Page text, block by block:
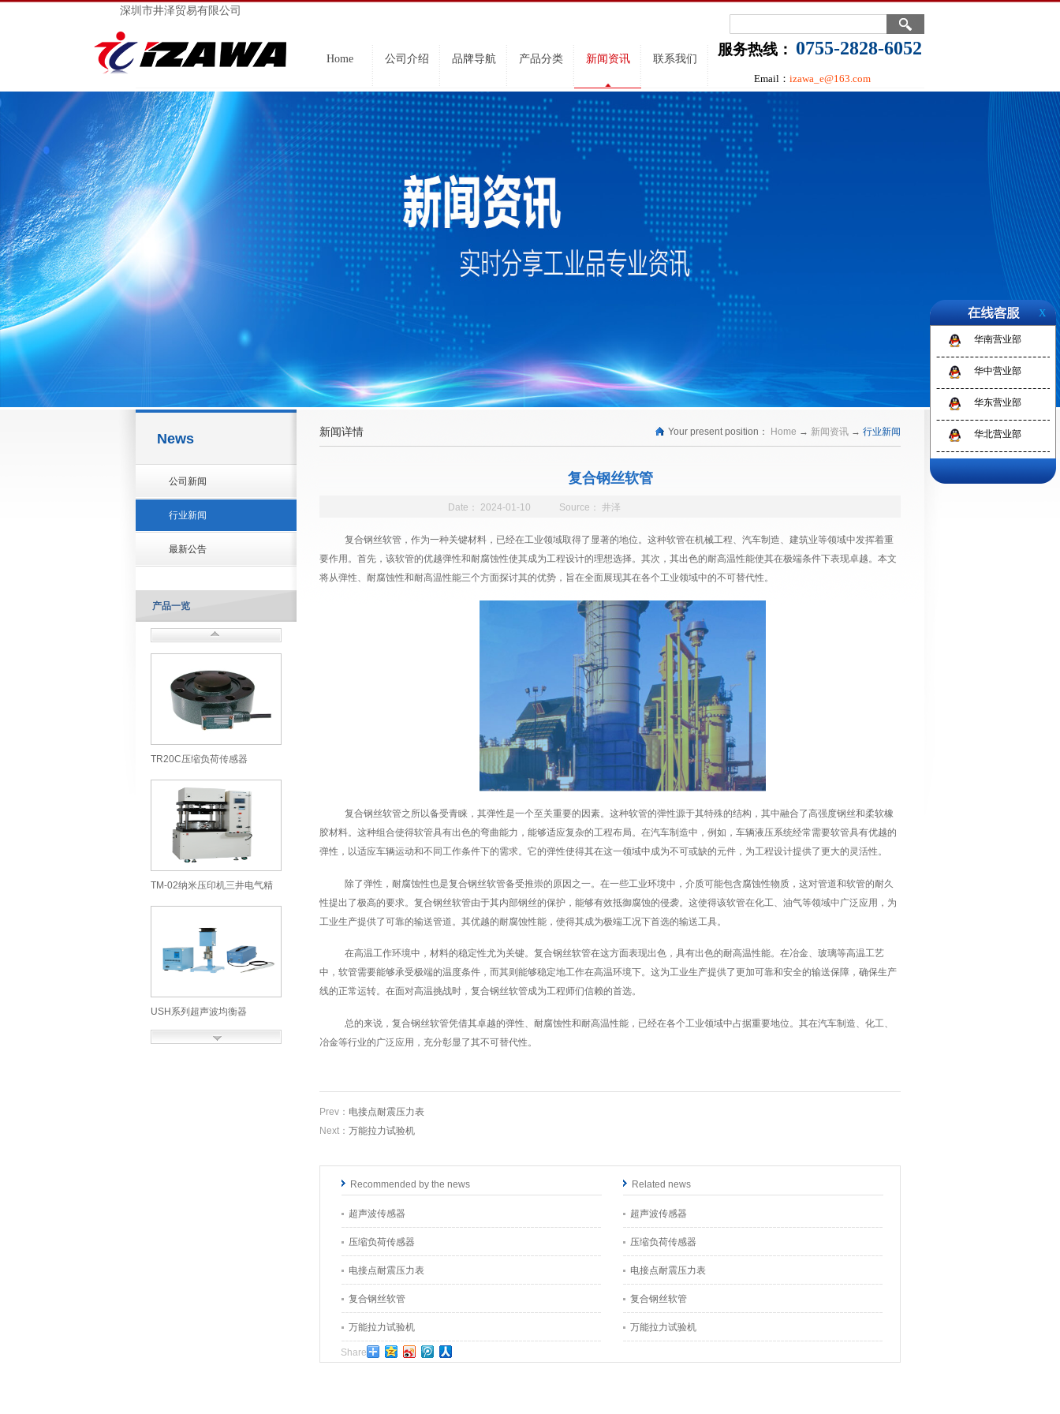
深圳市井泽贸易有限公司
服务热线： 0755-2828-6052
Email： izawa_e@163.com
Home 公司介绍 品牌导航 产品分类 新闻资讯 联系我们
News
公司新闻
行业新闻
最新公告
产品一览
TR20C压缩负荷传感器
SOHGOHKEISO综合计装株式
TM-02纳米压印机三井电气精
USH系列超声波均衡器
ULTRASONICS超声波工业株
新闻详情 Your present position： Home → 新闻资讯 → 行业新闻
Share
复合钢丝软管
Date： 2024-01-10 Source： 井泽
复合钢丝软管，作为一种关键材料，已经在工业领域取得了显著的地位。这种软管在机械工程、汽车制造、建筑业等领域中发挥着重
要作用。首先，该软管的优越弹性和耐腐蚀性使其成为工程设计的理想选择。其次，其出色的耐高温性能使其在极端条件下表现卓越。本文
将从弹性、耐腐蚀性和耐高温性能三个方面探讨其的优势，旨在全面展现其在各个工业领域中的不可替代性。
复合钢丝软管之所以备受青睐，其弹性是一个至关重要的因素。这种软管的弹性源于其特殊的结构，其中融合了高强度钢丝和柔软橡
胶材料。这种组合使得软管具有出色的弯曲能力，能够适应复杂的工程布局。在汽车制造中，例如，车辆液压系统经常需要软管具有优越的
弹性，以适应车辆运动和不同工作条件下的需求。它的弹性使得其在这一领域中成为不可或缺的元件，为工程设计提供了更大的灵活性。
除了弹性，耐腐蚀性也是复合钢丝软管备受推崇的原因之一。在一些工业环境中，介质可能包含腐蚀性物质，这对管道和软管的耐久
性提出了极高的要求。复合钢丝软管由于其内部钢丝的保护，能够有效抵御腐蚀的侵袭。这使得该软管在化工、油气等领域中广泛应用，为
工业生产提供了可靠的输送管道。其优越的耐腐蚀性能，使得其成为极端工况下首选的输送工具。
在高温工作环境中，材料的稳定性尤为关键。复合钢丝软管在这方面表现出色，具有出色的耐高温性能。在冶金、玻璃等高温工艺
中，软管需要能够承受极端的温度条件，而其则能够稳定地工作在高温环境下。这为工业生产提供了更加可靠和安全的输送保障，确保生产
线的正常运转。在面对高温挑战时，复合钢丝软管成为工程师们信赖的首选。
总的来说，复合钢丝软管凭借其卓越的弹性、耐腐蚀性和耐高温性能，已经在各个工业领域中占据重要地位。其在汽车制造、化工、
冶金等行业的广泛应用，充分彰显了其不可替代性。‍
Prev： 电接点耐震压力表
Next： 万能拉力试验机
Recommended by the news
超声波传感器
压缩负荷传感器
电接点耐震压力表
复合钢丝软管
万能拉力试验机
Related news
超声波传感器
压缩负荷传感器
电接点耐震压力表
复合钢丝软管
万能拉力试验机
X
华南营业部
华中营业部
华东营业部
华北营业部